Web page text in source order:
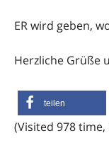
ER wird geben,
Herzliche Grüße
teilen
(Visited 978